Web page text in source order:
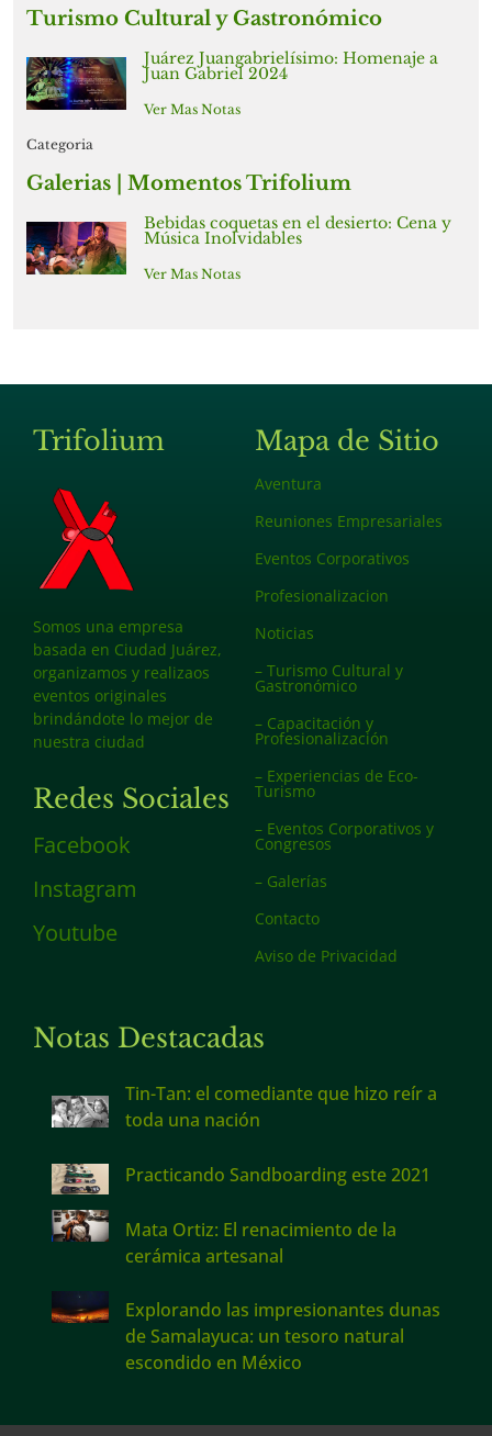
Turismo Cultural y Gastronómico
Juárez Juangabrielísimo: Homenaje a
Juan Gabriel 2024
Ver Mas Notas
Categoria
Galerias | Momentos Trifolium
Bebidas coquetas en el desierto: Cena y
Música Inolvidables
Ver Mas Notas
Trifolium
Somos una empresa
basada en Ciudad Juárez,
organizamos y realizaos
eventos originales
brindándote lo mejor de
nuestra ciudad
Redes Sociales
Facebook
Instagram
Youtube
Mapa de Sitio
Aventura
Reuniones Empresariales
Eventos Corporativos
Profesionalizacion
Noticias
– Turismo Cultural y
Gastronómico
– Capacitación y
Profesionalización
– Experiencias de Eco-
Turismo
– Eventos Corporativos y
Congresos
– Galerías
Contacto
Aviso de Privacidad
Notas Destacadas
Tin-Tan: el comediante que hizo reír a
toda una nación
Practicando Sandboarding este 2021
Mata Ortiz: El renacimiento de la
cerámica artesanal
Explorando las impresionantes dunas
de Samalayuca: un tesoro natural
escondido en México